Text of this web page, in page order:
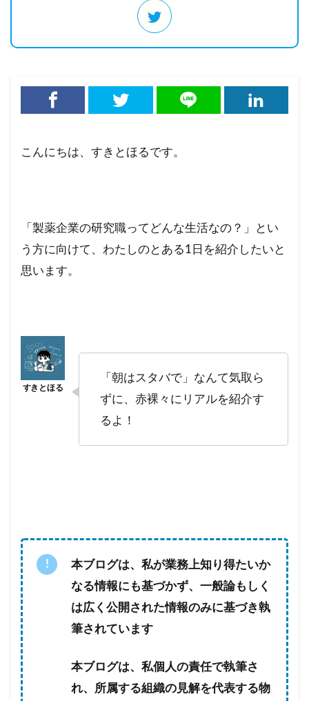
こんにちは、すきとほるです。
「製薬企業の研究職ってどんな生活なの？」とい
う方に向けて、わたしのとある1日を紹介したいと
思います。
「朝はスタバで」なんて気取ら
ずに、赤裸々にリアルを紹介す
るよ！
本ブログは、私が業務上知り得たいか
なる情報にも基づかず、一般論もしく
は広く公開された情報のみに基づき執
筆されています
本ブログは、私個人の責任で執筆さ
れ、所属する組織の見解を代表する物